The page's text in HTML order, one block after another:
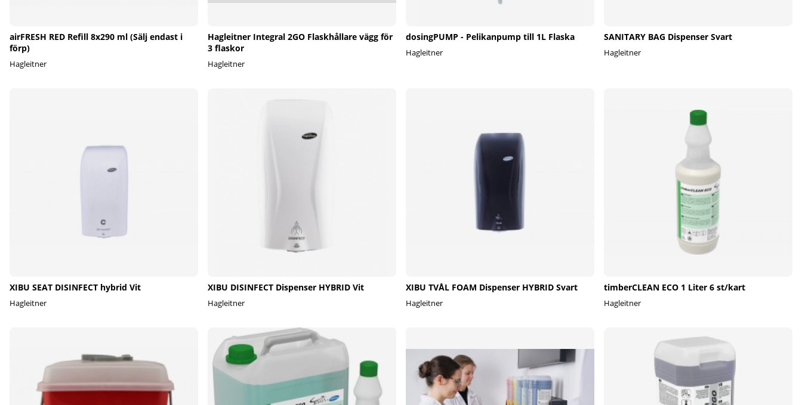
airFRESH RED Refill 8x290 ml (Sälj endast i
förp)
Hagleitner
Hagleitner Integral 2GO Flaskhållare vägg för
3 flaskor
Hagleitner
dosingPUMP - Pelikanpump till 1L Flaska
Hagleitner
SANITARY BAG Dispenser Svart
Hagleitner
XIBU SEAT DISINFECT hybrid Vit
Hagleitner
XIBU DISINFECT Dispenser HYBRID Vit
Hagleitner
XIBU TVÅL FOAM Dispenser HYBRID Svart
Hagleitner
timberCLEAN ECO 1 Liter 6 st/kart
Hagleitner